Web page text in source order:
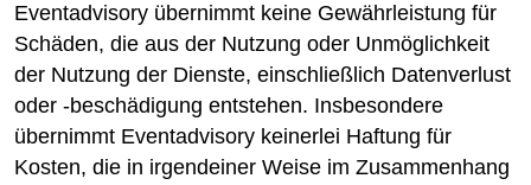
Eventadvisory übernimmt keine Gewährleistung für
Schäden, die aus der Nutzung oder Unmöglichkeit
der Nutzung der Dienste, einschließlich Datenverlust
oder -beschädigung entstehen. Insbesondere
übernimmt Eventadvisory keinerlei Haftung für
Kosten, die in irgendeiner Weise im Zusammenhang